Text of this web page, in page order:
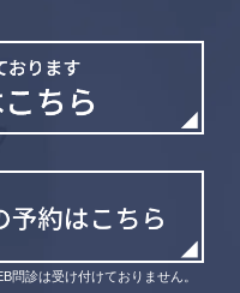
問診は受け付けておりません。